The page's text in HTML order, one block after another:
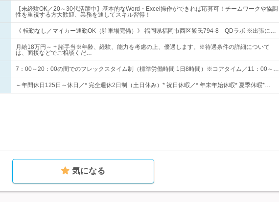
【未経験OK／20～30代活躍中】基本的なWord・Excel操作ができれば応募可！チームワークや協調
性を重視する方大歓迎、業務を通してスキル習得！
《 転勤なし／マイカー通勤OK（駐車場完備）》 福岡県福岡市西区飯氏794-8 QDラボ ※出張に…
月給18万円～ + 諸手当※年齢、経験、能力を考慮の上、優遇します。※待遇条件の詳細について
は、面接などでご相談くだ…
7：00～20：00の間でのフレックスタイム制（標準労働時間 1日8時間）※コアタイム／11：00～…
～年間休日125日～休日／* 完全週休2日制（土日休み）* 祝日休暇／* 年末年始休暇* 夏季休暇*…
気になる